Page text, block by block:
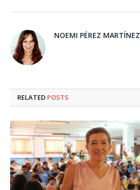
NOEMI PÉREZ MARTÍNEZ
RELATED POSTS